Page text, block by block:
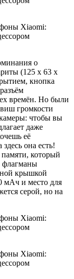
о
(125 x 63 x
кнопка
времён. Но были
громкости
чтобы вы
даже
её
она есть!
который
флагманы
крышкой
мАч и место для
серой, но на